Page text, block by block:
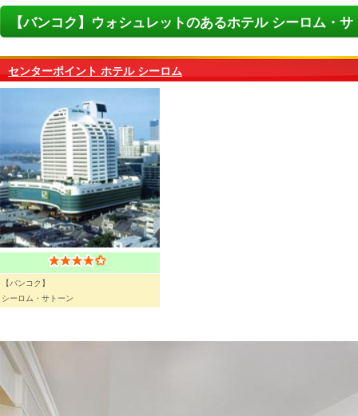
【バンコク】ウォシュレットのあるホテル シーロム・サ
センターポイント ホテル シーロム
【バンコク】
シーロム・サトーン